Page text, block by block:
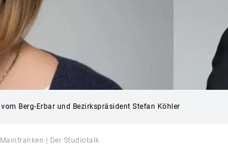
Berg-Erbar und Bezirkspräsident Stefan Köhler
| Der Studiotalk